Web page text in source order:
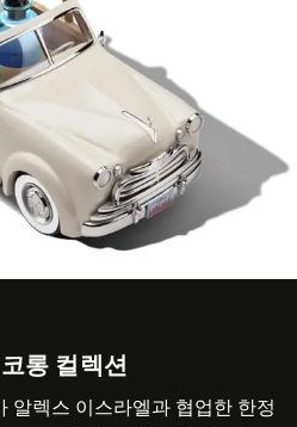
롱 컬렉션
알렉스 이스라엘과 협업한 한정